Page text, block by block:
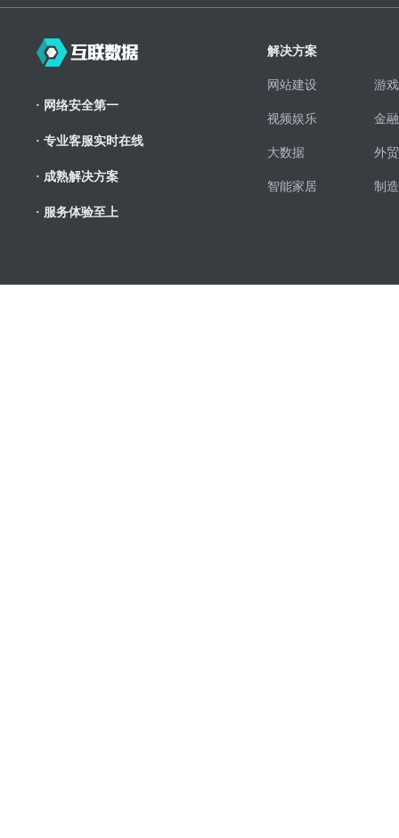
· 网络安全第一
· 专业客服实时在线
· 成熟解决方案
· 服务体验至上
解决方案
网站建设 游
视频娱乐 金
大数据 外
智能家居 制